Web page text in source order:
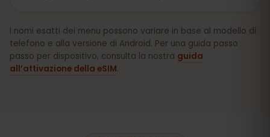
I nomi esatti dei menu possono variare in base al modello di
telefono e alla versione di Android. Per una guida passo
passo per dispositivo, consulta la nostra guida
all’attivazione della eSIM.